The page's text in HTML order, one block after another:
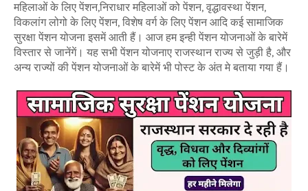
महिलाओं के लिए पेंशन,निराधार महिलाओं को पेंशन, वृद्धावस्था पेंशन,
विकलांग लोगो के लिए पेंशन, विशेष वर्ग के लिए पेंशन आदि कई सामाजिक
सुरक्षा पेंशन योजना इसमें आती हैं। आज हम इन्ही पेंशन योजनाओं के बारेमें
विस्तार से जानेंगें। यह सभी पेंशन योजनाए राजस्थान राज्य से जुड़ी है, और
अन्य राज्यों की पेंशन योजनाओं के बारेमें भी पोस्ट के अंत मे बताया गया हैं।